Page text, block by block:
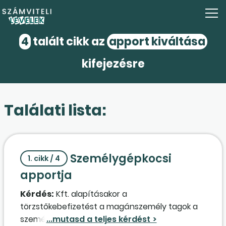
4talált cikk az apport kiváltása
kifejezésre
Találati lista:
1. cikk / 4
Személygépkocsi
apportja
Kérdés: Kft. alapításakor a
törzstőkebefizetést a magánszemély tagok a
személygépjármű apportjaként kívánják